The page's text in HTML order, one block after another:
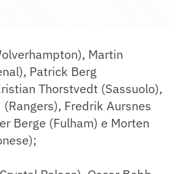
Martin
Patrick Berg
Thorstvedt (Sassuolo),
Fredrik Aursnes
Berge (Fulham) e Morten